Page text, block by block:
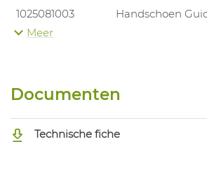
1025081003
Handschoen
1025081004
Meer
Documenten
Technische fiche